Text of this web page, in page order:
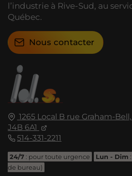
1265 Local B rue Graham-Bell,
J4B 6A1
514-331-2211
24/7 : pour toute urgence Lun - Dim
de bureau)
l’industrie à Rive-Sud, au
Québec.
Nous contacter